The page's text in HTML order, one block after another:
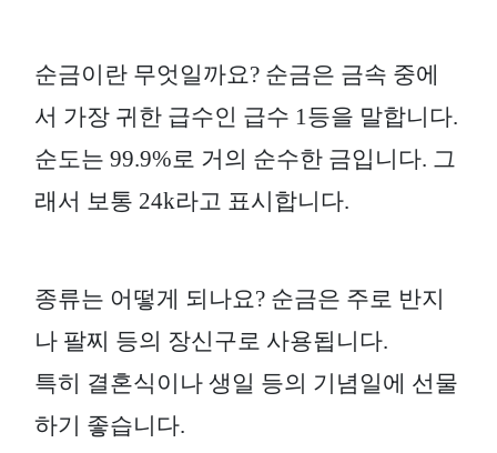
순금이란 무엇일까요? 순금은 금속 중에
서 가장 귀한 급수인 급수 1등을 말합니다.
순도는 99.9%로 거의 순수한 금입니다. 그
래서 보통 24k라고 표시합니다.
종류는 어떻게 되나요? 순금은 주로 반지
나 팔찌 등의 장신구로 사용됩니다.
특히 결혼식이나 생일 등의 기념일에 선물
하기 좋습니다.